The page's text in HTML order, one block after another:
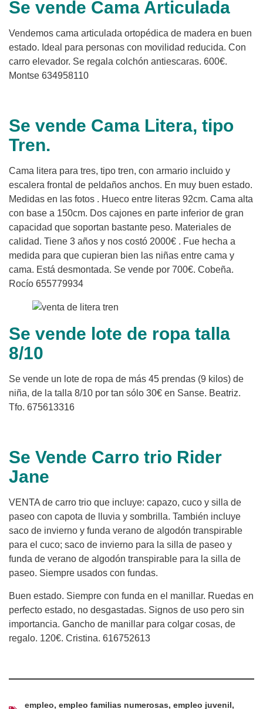
Se vende Cama Articulada
Vendemos cama articulada ortopédica de madera en buen
estado. Ideal para personas con movilidad reducida. Con
carro elevador. Se regala colchón antiescaras. 600€.
Montse 634958110
Se vende Cama Litera, tipo
Tren.
Cama litera para tres, tipo tren, con armario incluido y
escalera frontal de peldaños anchos. En muy buen estado.
Medidas en las fotos . Hueco entre literas 92cm. Cama alta
con base a 150cm. Dos cajones en parte inferior de gran
capacidad que soportan bastante peso. Materiales de
calidad. Tiene 3 años y nos costó 2000€ . Fue hecha a
medida para que cupieran bien las niñas entre cama y
cama. Está desmontada. Se vende por 700€. Cobeña.
Rocío 655779934
Se vende lote de ropa talla
8/10
Se vende un lote de ropa de más 45 prendas (9 kilos) de
niña, de la talla 8/10 por tan sólo 30€ en Sanse. Beatriz.
Tfo. 675613316
Se Vende Carro trio Rider
Jane
VENTA de carro trio que incluye: capazo, cuco y silla de
paseo con capota de lluvia y sombrilla. También incluye
saco de invierno y funda verano de algodón transpirable
para el cuco; saco de invierno para la silla de paseo y
funda de verano de algodón transpirable para la silla de
paseo. Siempre usados con fundas.
Buen estado. Siempre con funda en el manillar. Ruedas en
perfecto estado, no desgastadas. Signos de uso pero sin
importancia. Gancho de manillar para colgar cosas, de
regalo. 120€. Cristina. 616752613
empleo, empleo familias numerosas, empleo juvenil,